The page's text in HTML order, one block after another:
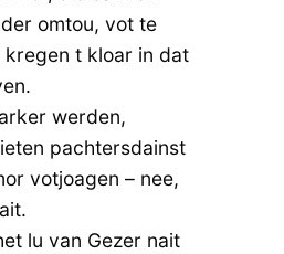
omtou, vot te
kregen t kloar in dat
werden,
pachtersdainst
votjoagen – nee,
lu van Gezer nait